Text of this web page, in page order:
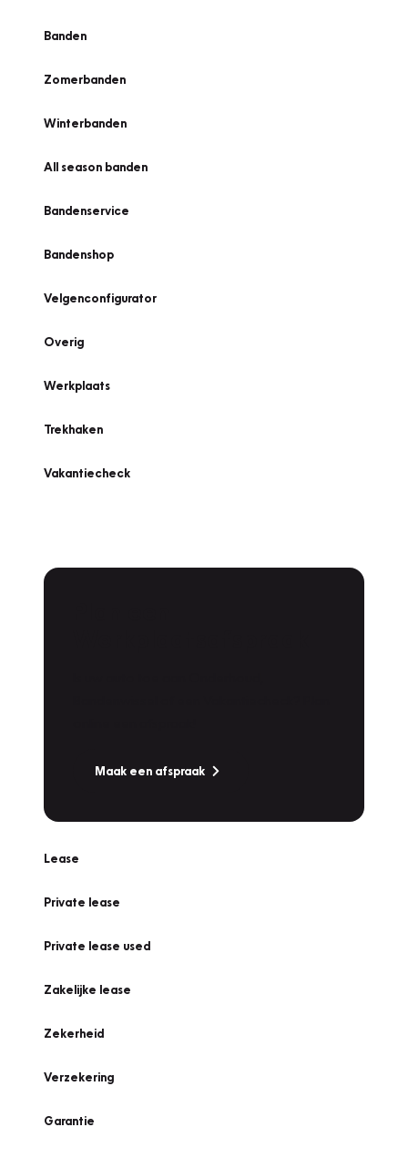
Banden
Zomerbanden
Winterbanden
All season banden
Bandenservice
Bandenshop
Velgenconfigurator
Overig
Werkplaats
Trekhaken
Vakantiecheck
Maak een afspraak
Lease
Private lease
Private lease used
Zakelijke lease
Zekerheid
Verzekering
Garantie